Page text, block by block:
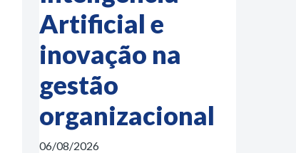
Artificial e
inovação na
gestão
organizacional
06/08/2026